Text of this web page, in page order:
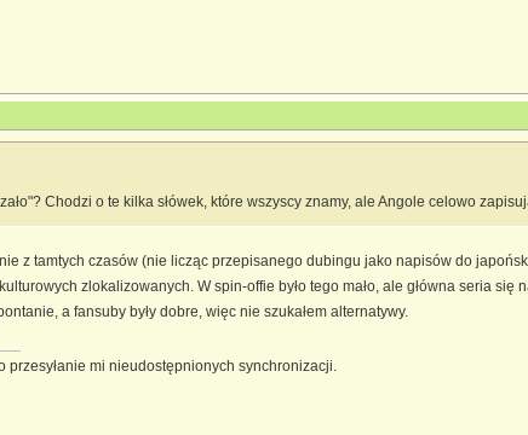
Chodzi o te kilka słówek, które wszyscy znamy, ale Angole celowo
z tamtych czasów (nie licząc przepisanego dubingu jako napisów do
zlokalizowanych. W spin-offie było tego mało, ale główna seria się
a fansuby były dobre, więc nie szukałem alternatywy.
przesyłanie mi nieudostępnionych synchronizacji.